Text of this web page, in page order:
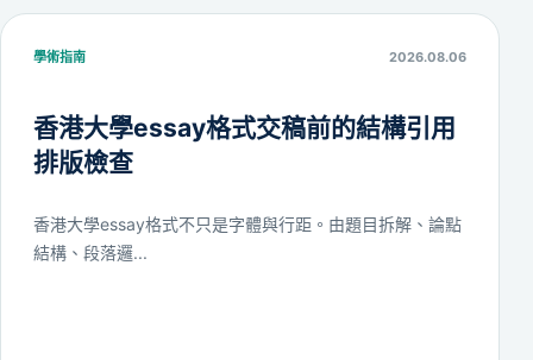
學術指南 2026.08.06
香港大學essay格式交稿前的結構引用
排版檢查
香港大學essay格式不只是字體與行距。由題目拆解、論點
結構、段落邏...